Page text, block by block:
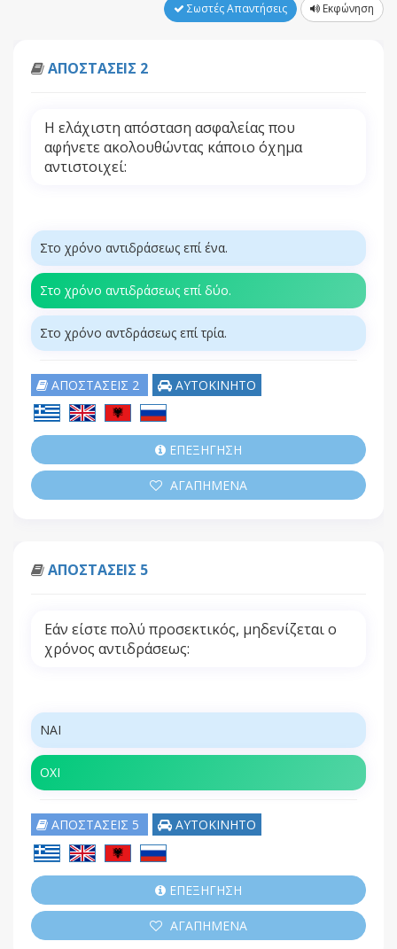
Σωστές Απαντήσεις Εκφώνηση
ΑΠΟΣΤΑΣΕΙΣ 2
Η ελάχιστη απόσταση ασφαλείας που
αφήνετε ακολουθώντας κάποιο όχημα
αντιστοιχεί:
Στο χρόνο αντιδράσεως επί ένα.
Στο χρόνο αντιδράσεως επί δύο.
Στο χρόνο αντδράσεως επί τρία.
ΑΠΟΣΤΑΣΕΙΣ 2 ΑΥΤΟΚΙΝΗΤΟ
ΕΠΕΞΗΓΗΣΗ
ΑΓΑΠΗΜΕΝΑ
ΑΠΟΣΤΑΣΕΙΣ 5
Εάν είστε πολύ προσεκτικός, μηδενίζεται ο
χρόνος αντιδράσεως:
ΝΑΙ
ΟΧΙ
ΑΠΟΣΤΑΣΕΙΣ 5 ΑΥΤΟΚΙΝΗΤΟ
ΕΠΕΞΗΓΗΣΗ
ΑΓΑΠΗΜΕΝΑ